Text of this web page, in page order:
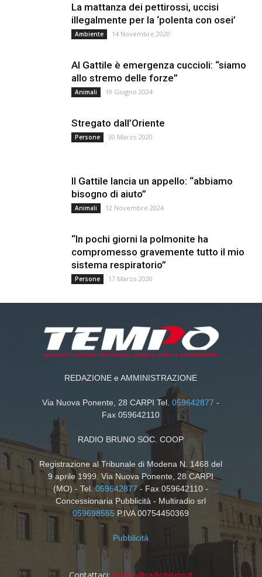
La mattanza dei pettirossi, uccisi
illegalmente per la ‘polenta con osei’
Ambiente 14 Novembre 2020
Al Gattile è emergenza cuccioli: “siamo
allo stremo delle forze”
Animali 19 Giugno 2024
Stregato dall’Oriente
Persone 30 Marzo 2020
Il Gattile lancia un appello: “abbiamo
bisogno di aiuto”
Animali 12 Novembre 2024
“In pochi giorni la polmonite ha
compromesso gravemente tutto il mio
sistema respiratorio”
Persone 17 Marzo 2020
REDAZIONE e AMMINISTRAZIONE
Via Nuova Ponente, 28 CARPI Tel.059642877 -
Fax 059642110
RADIO BRUNO SOC. COOP
Registrazione al Tribunale di Modena N. 1468 del
9 aprile 1999. Via Nuova Ponente, 28 CARPI
(MO) - Tel.059642877- Fax 059642110 -
Concessionaria Pubblicità - Multiradio srl
059698555 P.IVA 00754450369
Pubblicità